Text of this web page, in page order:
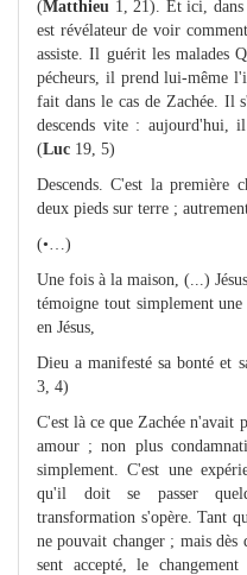
(Matthieu 1, 21). Et ici,
est révélateur de voir
assiste. Il guérit les malades
pécheurs, il prend lui-même
fait dans le cas de Zachée. Il
descends vite : aujourd'hui,
(Luc 19, 5)
Descends. C'est la première
deux pieds sur terre ;
(•…)
Une fois à la maison, (...)
témoigne tout simplement
en Jésus,
Dieu a manifesté sa bonté et
3, 4)
C'est là ce que Zachée n'avait
amour ; non plus
simplement. C'est une
qu'il doit se passer
transformation s'opère. Tant
ne pouvait changer ; mais dès
sent accepté, le